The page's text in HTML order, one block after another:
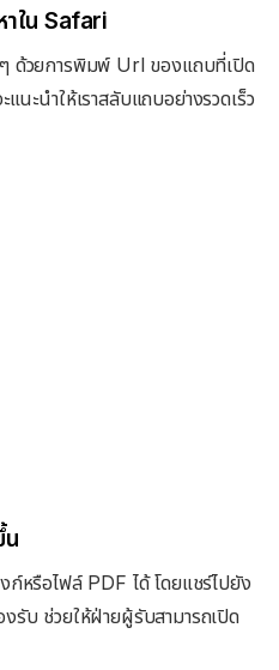
าใน Safari
ๆ ด้วยการพิมพ์ Url ของแถบที่เปิด
นะนำให้เราสลับแถบอย่างรวดเร็ว
น
ก์หรือไฟล์ ​PDF ได้ โดยแชร์ไปยัง
รับ ช่วยให้ฝ่ายผู้รับสามารถเปิด